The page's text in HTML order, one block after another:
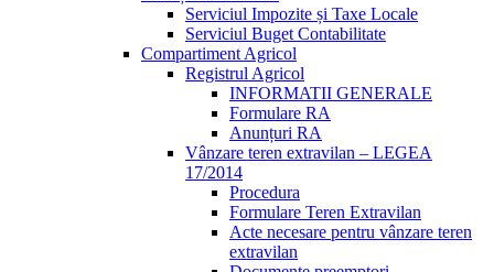
Serviciul Impozite și Taxe Locale
Serviciul Buget Contabilitate
Compartiment Agricol
Registrul Agricol
INFORMATII GENERALE
Formulare RA
Anunțuri RA
Vânzare teren extravilan – LEGEA
17/2014
Procedura
Formulare Teren Extravilan
Acte necesare pentru vânzare teren
extravilan